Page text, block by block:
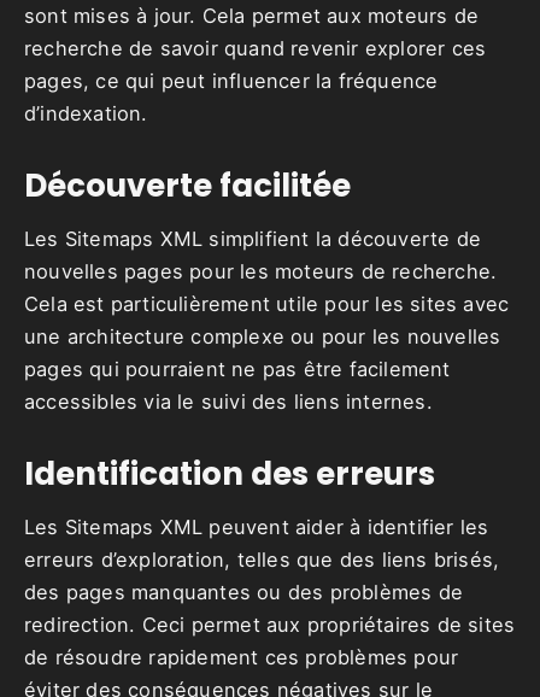
sont mises à jour. Cela permet aux moteurs de
recherche de savoir quand revenir explorer ces
pages, ce qui peut influencer la fréquence
d’indexation.
Découverte facilitée
Les Sitemaps XML simplifient la découverte de
nouvelles pages pour les moteurs de recherche.
Cela est particulièrement utile pour les sites avec
une architecture complexe ou pour les nouvelles
pages qui pourraient ne pas être facilement
accessibles via le suivi des liens internes.
Identification des erreurs
Les Sitemaps XML peuvent aider à identifier les
erreurs d’exploration, telles que des liens brisés,
des pages manquantes ou des problèmes de
redirection. Ceci permet aux propriétaires de sites
de résoudre rapidement ces problèmes pour
éviter des conséquences négatives sur le